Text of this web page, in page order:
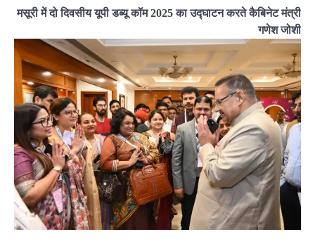
मसूरी में दो दिवसीय यूपी डब्यू कॉम 2025 का उद्घाटन करते कैबिनेट मंत्री
गणेश जोशी